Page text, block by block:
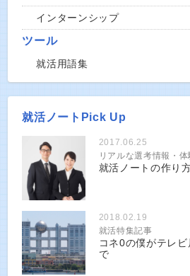
インターンシップ
ツール
就活用語集
就活ノートPick Up
2017.06.25
リアルな選考情報・体
就活ノートの作り
2018.02.19
就活特集記事
コネ0の僕がテレ
で